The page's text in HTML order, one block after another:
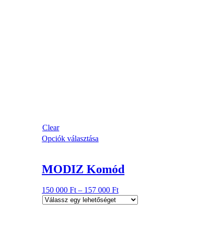
Clear
Opciók választása
MODIZ Komód
150 000 Ft– 157 000 Ft